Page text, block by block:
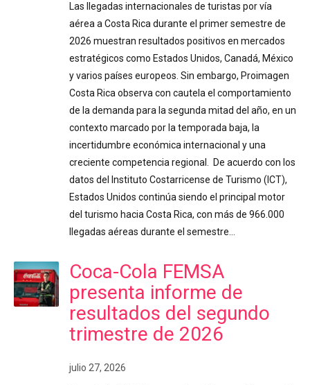
Las llegadas internacionales de turistas por vía
aérea a Costa Rica durante el primer semestre de
2026 muestran resultados positivos en mercados
estratégicos como Estados Unidos, Canadá, México
y varios países europeos. Sin embargo, Proimagen
Costa Rica observa con cautela el comportamiento
de la demanda para la segunda mitad del año, en un
contexto marcado por la temporada baja, la
incertidumbre económica internacional y una
creciente competencia regional. De acuerdo con los
datos del Instituto Costarricense de Turismo (ICT),
Estados Unidos continúa siendo el principal motor
del turismo hacia Costa Rica, con más de 966.000
llegadas aéreas durante el semestre…
Coca-Cola FEMSA
presenta informe de
resultados del segundo
trimestre de 2026
julio 27, 2026